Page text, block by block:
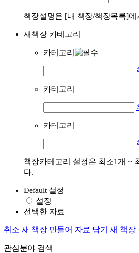
책장설명은 [내 책장/책장목록]
새책장 카테고리
카테고리
카테고리
카테고리
책장카테고리 설정은 최소1개 ~
다.
Default 설정
설정
선택한 자료
취소 새 책장 만들어 자료 담기 새 책장
관심분야 검색